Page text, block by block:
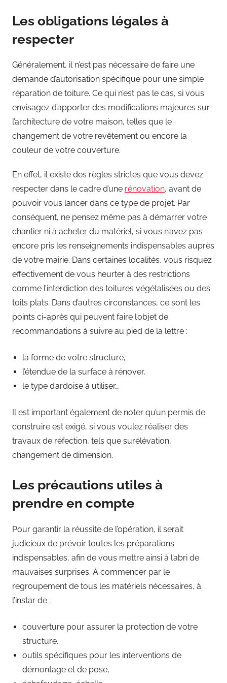
Les obligations légales à
respecter
Généralement, il n’est pas nécessaire de faire une
demande d’autorisation spécifique pour une simple
réparation de toiture. Ce qui n’est pas le cas, si vous
envisagez d’apporter des modifications majeures sur
l’architecture de votre maison, telles que le
changement de votre revêtement ou encore la
couleur de votre couverture.
En effet, il existe des règles strictes que vous devez
respecter dans le cadre d’une rénovation, avant de
pouvoir vous lancer dans ce type de projet. Par
conséquent, ne pensez même pas à démarrer votre
chantier ni à acheter du matériel, si vous n’avez pas
encore pris les renseignements indispensables auprès
de votre mairie. Dans certaines localités, vous risquez
effectivement de vous heurter à des restrictions
comme l’interdiction des toitures végétalisées ou des
toits plats. Dans d’autres circonstances, ce sont les
points ci-après qui peuvent faire l’objet de
recommandations à suivre au pied de la lettre :
la forme de votre structure,
l’étendue de la surface à rénover,
le type d’ardoise à utiliser…
Il est important également de noter qu’un permis de
construire est exigé, si vous voulez réaliser des
travaux de réfection, tels que surélévation,
changement de dimension.
Les précautions utiles à
prendre en compte
Pour garantir la réussite de l’opération, il serait
judicieux de prévoir toutes les préparations
indispensables, afin de vous mettre ainsi à l’abri de
mauvaises surprises. A commencer par le
regroupement de tous les matériels nécessaires, à
l’instar de :
couverture pour assurer la protection de votre
structure,
outils spécifiques pour les interventions de
démontage et de pose,